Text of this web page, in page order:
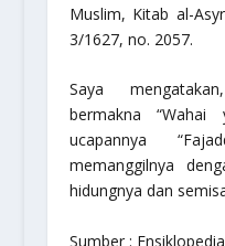
Muslim, Kitab al-
3/1627, no. 2057.
Saya
bermakna “Wahai
ucapannya “
memanggilnya
hidungnya dan
Sumber :